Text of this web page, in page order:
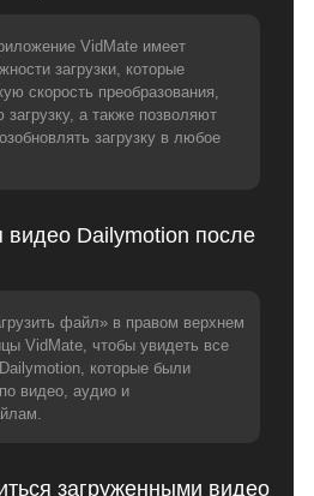
VidMate имеет
загрузки, которые
скорость преобразования,
а также позволяют
загрузку в любое
видео Dailymotion после
файл» в правом верхнем
VidMate, чтобы увидеть все
которые были
видео, аудио и
загруженными видео